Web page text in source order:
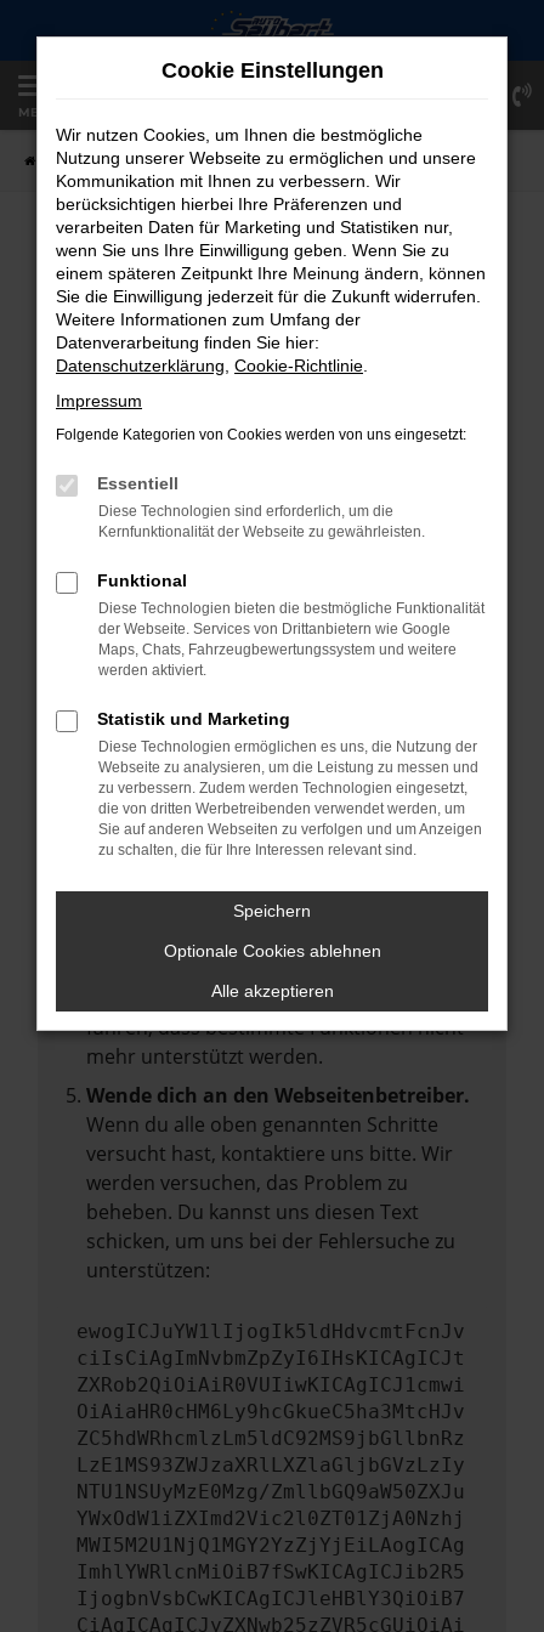
Zum
springen
MENÜ
Startseite Fahrzeugangebote Fahrzeug-Showroom
FAHRZEUG-SHOWROOM
FEHLER: NETWORK ERROR
Beim Laden ist ein Fehler aufgetreten.
Hier sind ein paar Tipps, die dir helfen können:
Überprüfe deine Firewall und deine
Internetverbindung.
Laden andere Webseiten, zum Beispiel
Prüfe deine Browsererweiterungen.
Manche Erweiterungen, wie Werbeblocker,
können das Laden bestimmter Seiten
anderen Browser oder in einem privaten
Fenster?
Starte dein Gerät neu.
Das kann manchmal helfen,
vorübergehende Probleme zu beheben.
Betriebssystem auf dem neuesten Stand
Veraltete Software birgt nicht nur ein
Sicherheitsrisiko, sondern kann auch dazu
führen, dass bestimmte Funktionen nicht
mehr unterstützt werden.
Wende dich an den Webseitenbetreiber.
Wenn du alle oben genannten Schritte
versucht hast, kontaktiere uns bitte. Wir
werden versuchen, das Problem zu
beheben. Du kannst uns diesen Text
schicken, um uns bei der Fehlersuche zu
unterstützen:
ewogICJuYW1lIjogIk5ldHdvcmtFcnJv
ciIsCiAgImNvbmZpZyI6IHsKICAgICJt
ZXRob2QiOiAiR0VUIiwKICAgICJ1cmwi
OiAiaHR0cHM6Ly9hcGkueC5ha3MtcHJv
ZC5hdWRhcmlzLm5ldC92MS9jbGllbnRz
LzE1MS93ZWJzaXRlLXZlaGljbGVzLzIy
NTU1NSUyMzE0Mzg/ZmllbGQ9aW50ZXJu
YWxOdW1iZXImd2Vic2l0ZT01ZjA0Nzhj
MWI5M2U1NjQ1MGY2YzZjYjEiLAogICAg
ImhlYWRlcnMiOiB7fSwKICAgICJib2R5
IjogbnVsbCwKICAgICJleHBlY3QiOiB7
CiAgICAgICJyZXNwb25zZVR5cGUiOiAi
Cookie Einstellungen
Wir nutzen Cookies, um Ihnen die bestmögliche
Nutzung unserer Webseite zu ermöglichen und unsere
Kommunikation mit Ihnen zu verbessern. Wir
berücksichtigen hierbei Ihre Präferenzen und
verarbeiten Daten für Marketing und Statistiken nur,
wenn Sie uns Ihre Einwilligung geben. Wenn Sie zu
einem späteren Zeitpunkt Ihre Meinung ändern, können
Sie die Einwilligung jederzeit für die Zukunft widerrufen.
Weitere Informationen zum Umfang der
Datenverarbeitung finden Sie hier:
Datenschutzerklärung Cookie-Richtlinie
Impressum
Folgende Kategorien von Cookies werden von uns eingesetzt:
Essentiell
Diese Technologien sind erforderlich, um die
Kernfunktionalität der Webseite zu gewährleisten.
Funktional
Diese Technologien bieten die bestmögliche Funktionalität
der Webseite. Services von Drittanbietern wie Google
Maps, Chats, Fahrzeugbewertungssystem und weitere
werden aktiviert.
Statistik und Marketing
Diese Technologien ermöglichen es uns, die Nutzung der
Webseite zu analysieren, um die Leistung zu messen und
zu verbessern. Zudem werden Technologien eingesetzt,
die von dritten Werbetreibenden verwendet werden, um
Sie auf anderen Webseiten zu verfolgen und um Anzeigen
zu schalten, die für Ihre Interessen relevant sind.
Speichern
Optionale Cookies ablehnen
Alle akzeptieren